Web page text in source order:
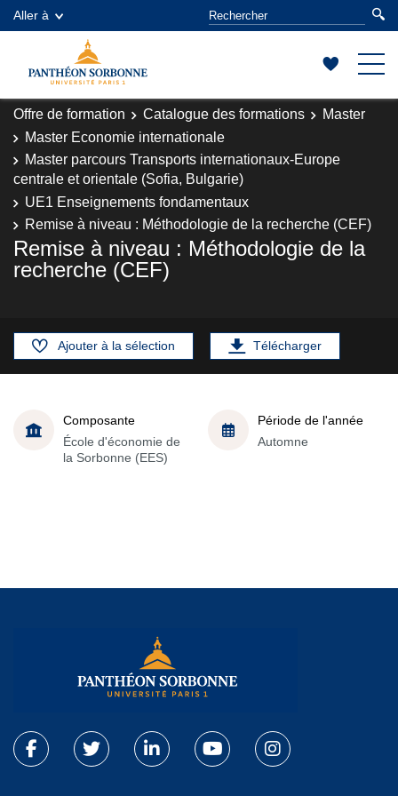
Aller à
Offre de formation Catalogue des formations
Master
Master Economie internationale
Master parcours Transports internationaux-Europe
centrale et orientale (Sofia, Bulgarie)
UE1 Enseignements fondamentaux
Remise à niveau : Méthodologie de la recherche (CEF)
Remise à niveau : Méthodologie de la
recherche (CEF)
Ajouter à la sélection Télécharger
Composante
École d'économie de
la Sorbonne (EES)
Période de l'année
Automne